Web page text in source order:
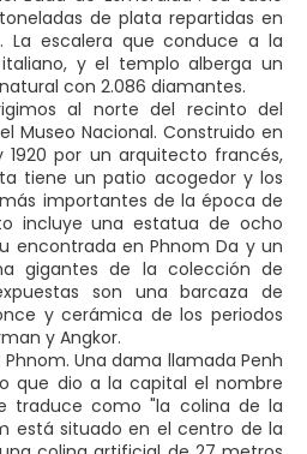
de plata repartidas en
La escalera que conduce a la
y el templo alberga un
con 2.086 diamantes.
al norte del recinto del
Museo Nacional. Construido en
1920 por un arquitecto francés,
tiene un patio acogedor y los
importantes de la época de
incluye una estatua de ocho
encontrada en Phnom Da y un
gigantes de la colección de
son una barcaza de
y cerámica de los periodos
y Angkor.
Una dama llamada Penh
que dio a la capital el nombre
traduce como "la colina de la
está situado en el centro de la